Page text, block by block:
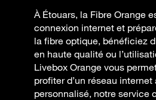
À Étouars, la Fibre Orange
connexion internet et
la fibre optique, bénéficiez
en haute qualité ou
Livebox Orange vous
profiter d’un réseau
personnalisé, notre service